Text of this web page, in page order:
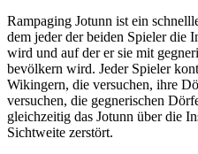
Rampaging Jotunn ist ein
dem jeder der beiden Spieler die
wird und auf der er sie mit
bevölkern wird. Jeder Spieler
Wikingern, die versuchen, ihre
versuchen, die gegnerischen
gleichzeitig das Jotunn über die
Sichtweite zerstört.